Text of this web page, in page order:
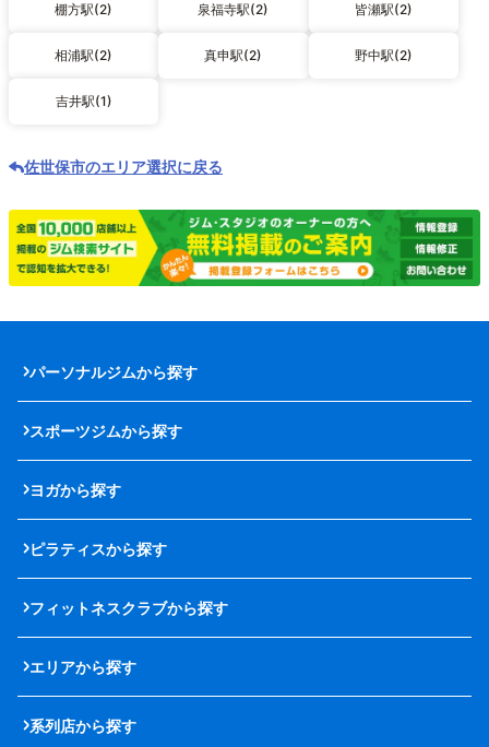
棚方駅(2) 泉福寺駅(2) 皆瀬駅(2)
相浦駅(2) 真申駅(2) 野中駅(2)
吉井駅(1)
佐世保市のエリア選択に戻る
パーソナルジムから探す
スポーツジムから探す
ヨガから探す
ピラティスから探す
フィットネスクラブから探す
エリアから探す
系列店から探す